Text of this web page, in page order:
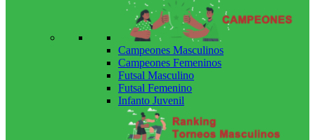
Campeones Masculinos
Campeones Femeninos
Futsal Masculino
Futsal Femenino
Infanto Juvenil